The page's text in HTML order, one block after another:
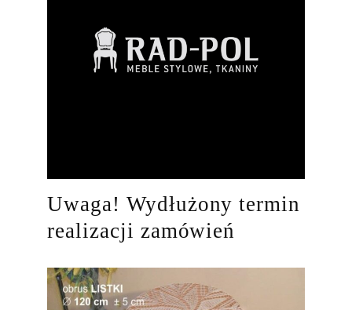
Uwaga! Wydłużony termin
realizacji zamówień